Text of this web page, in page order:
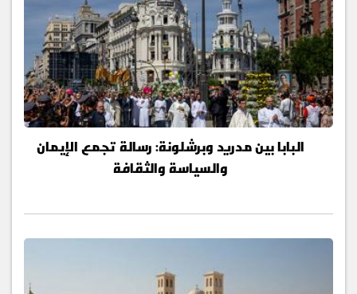
البابا بين مدريد وبرشلونة: رسالة تجمع الإيمان
والسياسة والثقافة